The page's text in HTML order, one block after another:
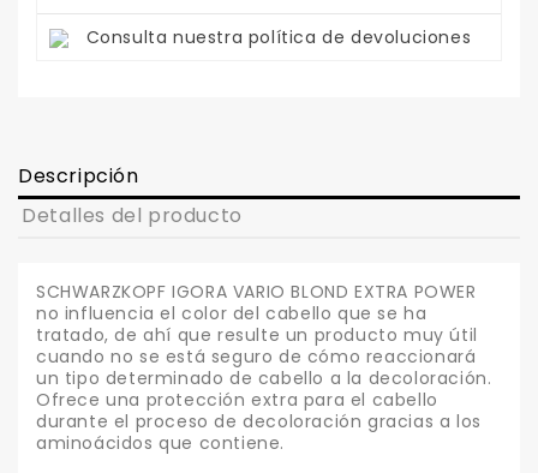
Consulta nuestra política de devoluciones
Descripción
Detalles del producto
SCHWARZKOPF IGORA VARIO BLOND EXTRA POWER
no influencia el color del cabello que se ha
tratado, de ahí que resulte un producto muy útil
cuando no se está seguro de cómo reaccionará
un tipo determinado de cabello a la decoloración.
Ofrece una protección extra para el cabello
durante el proceso de decoloración gracias a los
aminoácidos que contiene.